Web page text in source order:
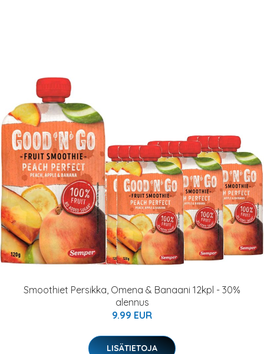
Smoothiet Persikka, Omena & Banaani 12kpl - 30%
alennus
9.99 EUR
LISÄTIETOJA